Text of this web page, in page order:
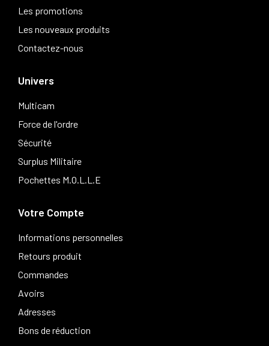
Les promotions
Les nouveaux produits
Contactez-nous
Univers
Multicam
Force de l'ordre
Sécurité
Surplus Militaire
Pochettes M.O.L.L.E
Votre Compte
Informations personnelles
Retours produit
Commandes
Avoirs
Adresses
Bons de réduction